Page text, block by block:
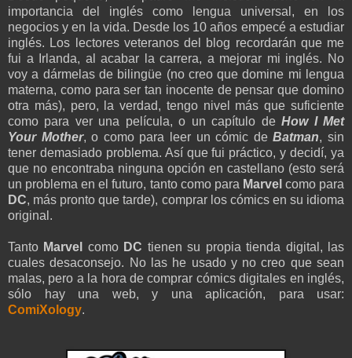
importancia del inglés como lengua universal, en los
negocios y en la vida. Desde los 10 años empecé a estudiar
inglés. Los lectores veteranos del blog recordarán que me
fui a Irlanda, al acabar la carrera, a mejorar mi inglés. No
voy a dármelas de bilingüe (no creo que domine mi lengua
materna, como para ser tan inocente de pensar que domino
otra más), pero, la verdad, tengo nivel más que suficiente
como para ver una película, o un capítulo deHow I Met
Your Mother, o como para leer un cómic deBatman, sin
tener demasiado problema. Así que fui práctico, y decidí, ya
que no encontraba ninguna opción en castellano (esto será
un problema en el futuro, tanto como para Marvel como para
DC, más pronto que tarde), comprar los cómics en su idioma
original.
Tanto Marvel como DC tienen su propia tienda digital, las
cuales desaconsejo. No las he usado y no creo que sean
malas, pero a la hora de comprar cómics digitales en inglés,
sólo hay una web, y una aplicación, para usar:
ComiXology.